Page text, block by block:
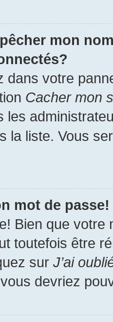
mon
dans votre
Cacher mon
les
la liste. Vous
mot de passe!
Bien que
toutefois être
sur J’ai
devriez